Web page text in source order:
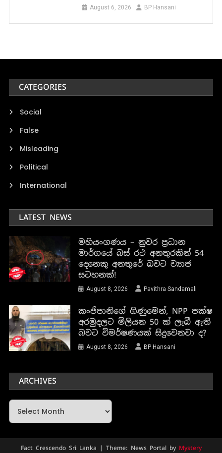
August 6, 2026 BP Hansani
CATEGORIES
Social
False
Misleading
Political
International
LATEST NEWS
මහියංගණය – නුවර ප්‍රධාන
මාර්ගයේ බස් රථ අනතුරකින් 54
දෙනෙකු අනතුරේ බවට ව්‍යාජ
සටහනක්!
August 8, 2026 Pavithra Sandamali
කංජිපානිගේ ගිණුමෙන්, NPP පක්ෂ
අරමුදලට මිලියන 50 ක් ලැබී ඇති
බවට විමර්ෂණයක් සිදුවෙනවා ද?
August 8, 2026 BP Hansani
ARCHIVES
Archives
Fact Crescendo Sri Lanka | Theme: News Portal by Mystery